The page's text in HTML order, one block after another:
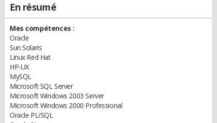
En résumé
Mes compétences :
Oracle
Sun Solaris
Linux Red Hat
HP-UX
MySQL
Microsoft SQL Server
Microsoft Windows 2003 Server
Microsoft Windows 2000 Professional
Oracle PL/SQL